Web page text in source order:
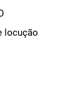
locução